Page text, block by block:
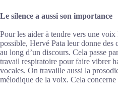
Le silence a aussi son importance
Pour les aider à tendre vers une
possible, Hervé Pata leur donne des
au long d’un discours. Cela passe
travail respiratoire pour faire vibrer
vocales. On travaille aussi la
mélodique de la voix. Cela